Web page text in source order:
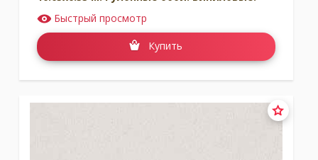
Быстрый просмотр
Купить